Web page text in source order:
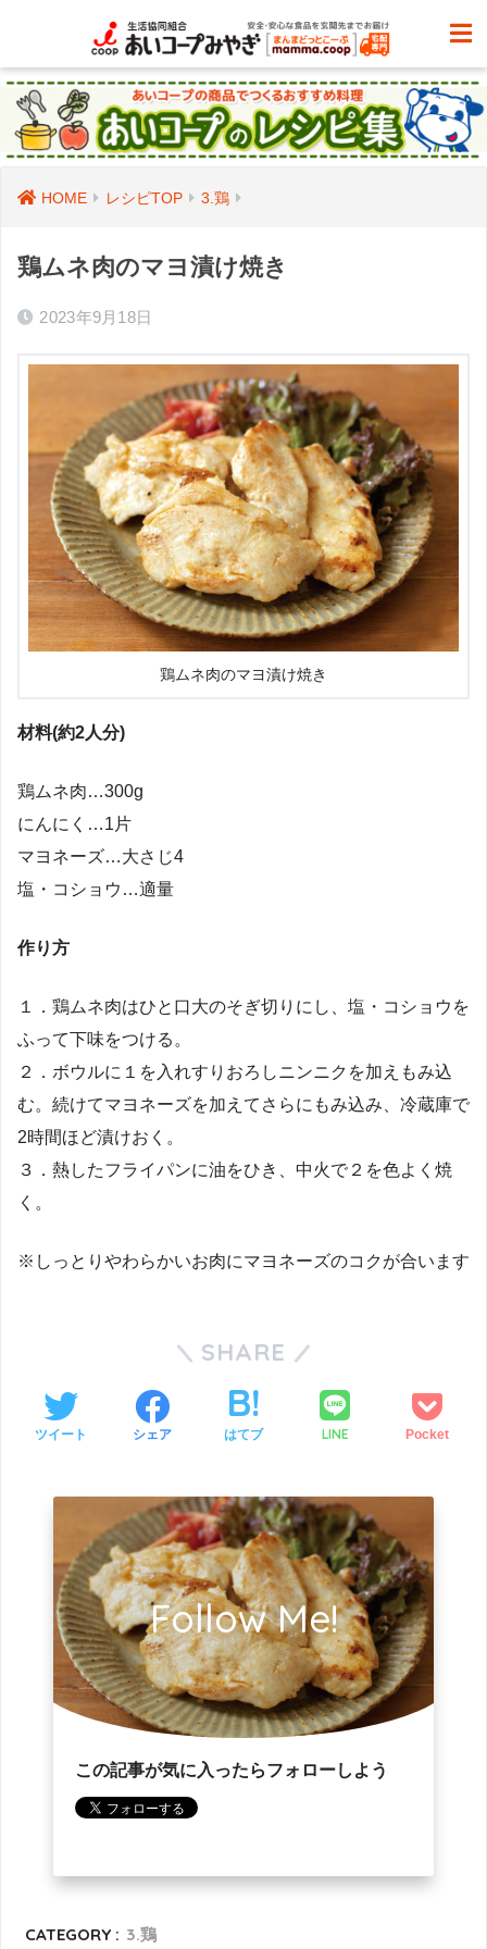
HOME レシピTOP 3.鶏
鶏ムネ肉のマヨ漬け焼き
2023年9月18日
鶏ムネ肉のマヨ漬け焼き
材料(約2人分)
鶏ムネ肉…300g
にんにく…1片
マヨネーズ…大さじ4
塩・コショウ…適量
作り方
１．鶏ムネ肉はひと口大のそぎ切りにし、塩・コショウを
ふって下味をつける。
２．ボウルに１を入れすりおろしニンニクを加えもみ込
む。続けてマヨネーズを加えてさらにもみ込み、冷蔵庫で
2時間ほど漬けおく。
３．熱したフライパンに油をひき、中火で２を色よく焼
く。
※しっとりやわらかいお肉にマヨネーズのコクが合います
SHARE
ツイート シェア はてブ LINE Pocket
Follow Me!
この記事が気に入ったらフォローしよう
CATEGORY : 3.鶏